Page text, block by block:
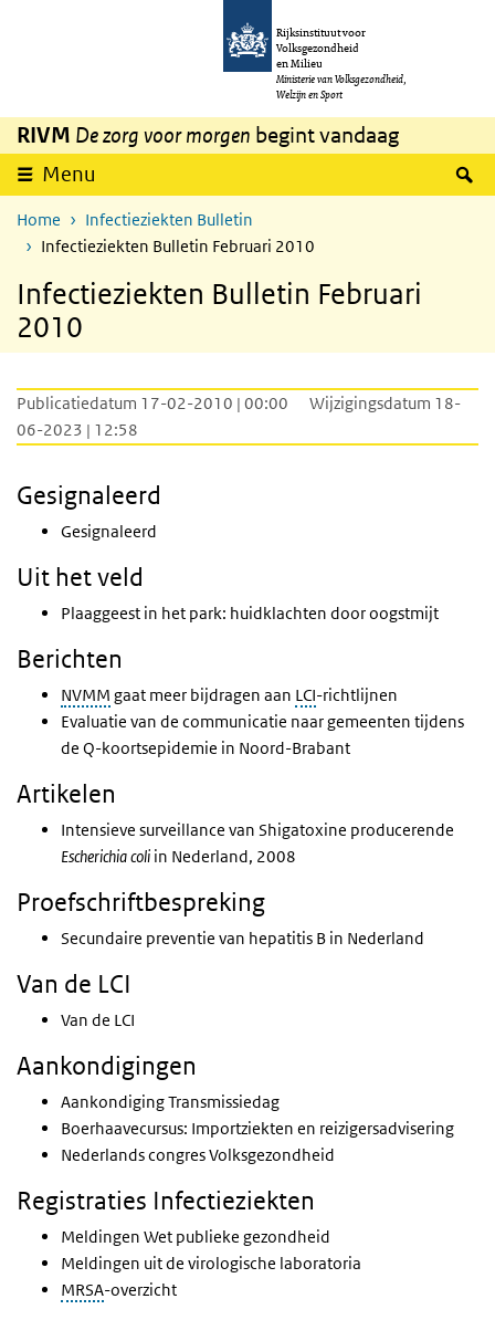
Overslaan en naar de inhoud gaan
Rijksinstituut voor
Volksgezondheid
en Milieu
Ministerie van Volksgezondheid,
Welzijn en Sport
RIVM De zorg voor morgen begint vandaag
Menu
Home
Infectieziekten Bulletin
Infectieziekten Bulletin Februari 2010
Infectieziekten Bulletin Februari
2010
Publicatiedatum 17-02-2010 | 00:00
Wijzigingsdatum 18-
06-2023 | 12:58
Gesignaleerd
Gesignaleerd
Uit het veld
Plaaggeest in het park: huidklachten door oogstmijt
Berichten
NVMM gaat meer bijdragen aan LCI-richtlijnen
Evaluatie van de communicatie naar gemeenten tijdens
de Q-koortsepidemie in Noord-Brabant
Artikelen
Intensieve surveillance van Shigatoxine producerende
Escherichia coli in Nederland, 2008
Proefschriftbespreking
Secundaire preventie van hepatitis B in Nederland
Van de LCI
Van de LCI
Aankondigingen
Aankondiging Transmissiedag
Boerhaavecursus: Importziekten en reizigersadvisering
Nederlands congres Volksgezondheid
Registraties Infectieziekten
Meldingen Wet publieke gezondheid
Meldingen uit de virologische laboratoria
MRSA-overzicht